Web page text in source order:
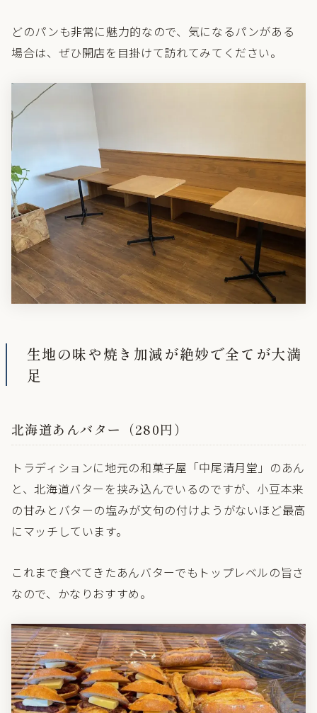
どのパンも非常に魅力的なので、気になるパンがある
場合は、ぜひ開店を目掛けて訪れてみてください。
生地の味や焼き加減が絶妙で全てが大満
足
北海道あんバター（280円）
トラディションに地元の和菓子屋「中尾清月堂」のあん
と、北海道バターを挟み込んでいるのですが、小豆本来
の甘みとバターの塩みが文句の付けようがないほど最高
にマッチしています。
これまで食べてきたあんバターでもトップレベルの旨さ
なので、かなりおすすめ。